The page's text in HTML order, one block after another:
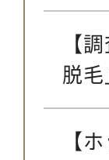
【
脱
【